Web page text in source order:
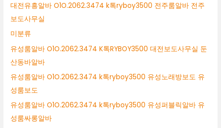
대전유흥알바 O1O.2062.3474 k톡ryboy3500 전주룸알바 전주
보도사무실
미분류
유성룸알바 O1O.2062.3474 K톡RYBOY3500 대전보도사무실 둔
산동바알바
유성룸알바 O1O.2062.3474 k톡ryboy3500 유성노래방보도 유
성룸보도
유성룸알바 O1O.2062.3474 k톡ryboy3500 유성퍼블릭알바 유
성룸싸롱알바